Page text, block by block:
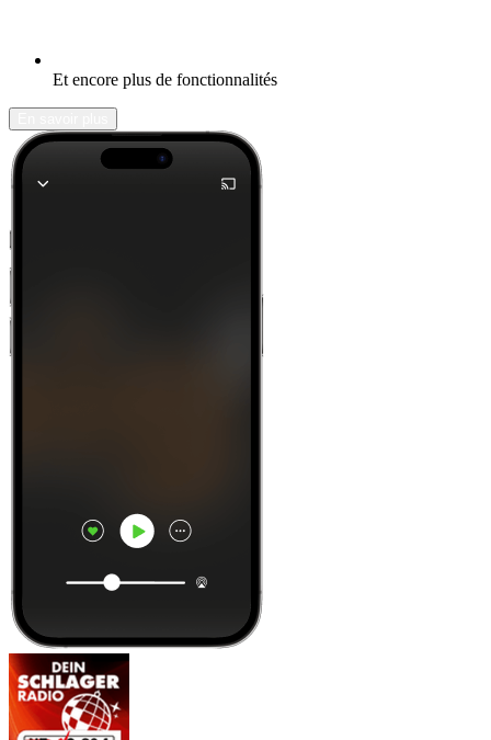
Et encore plus de fonctionnalités